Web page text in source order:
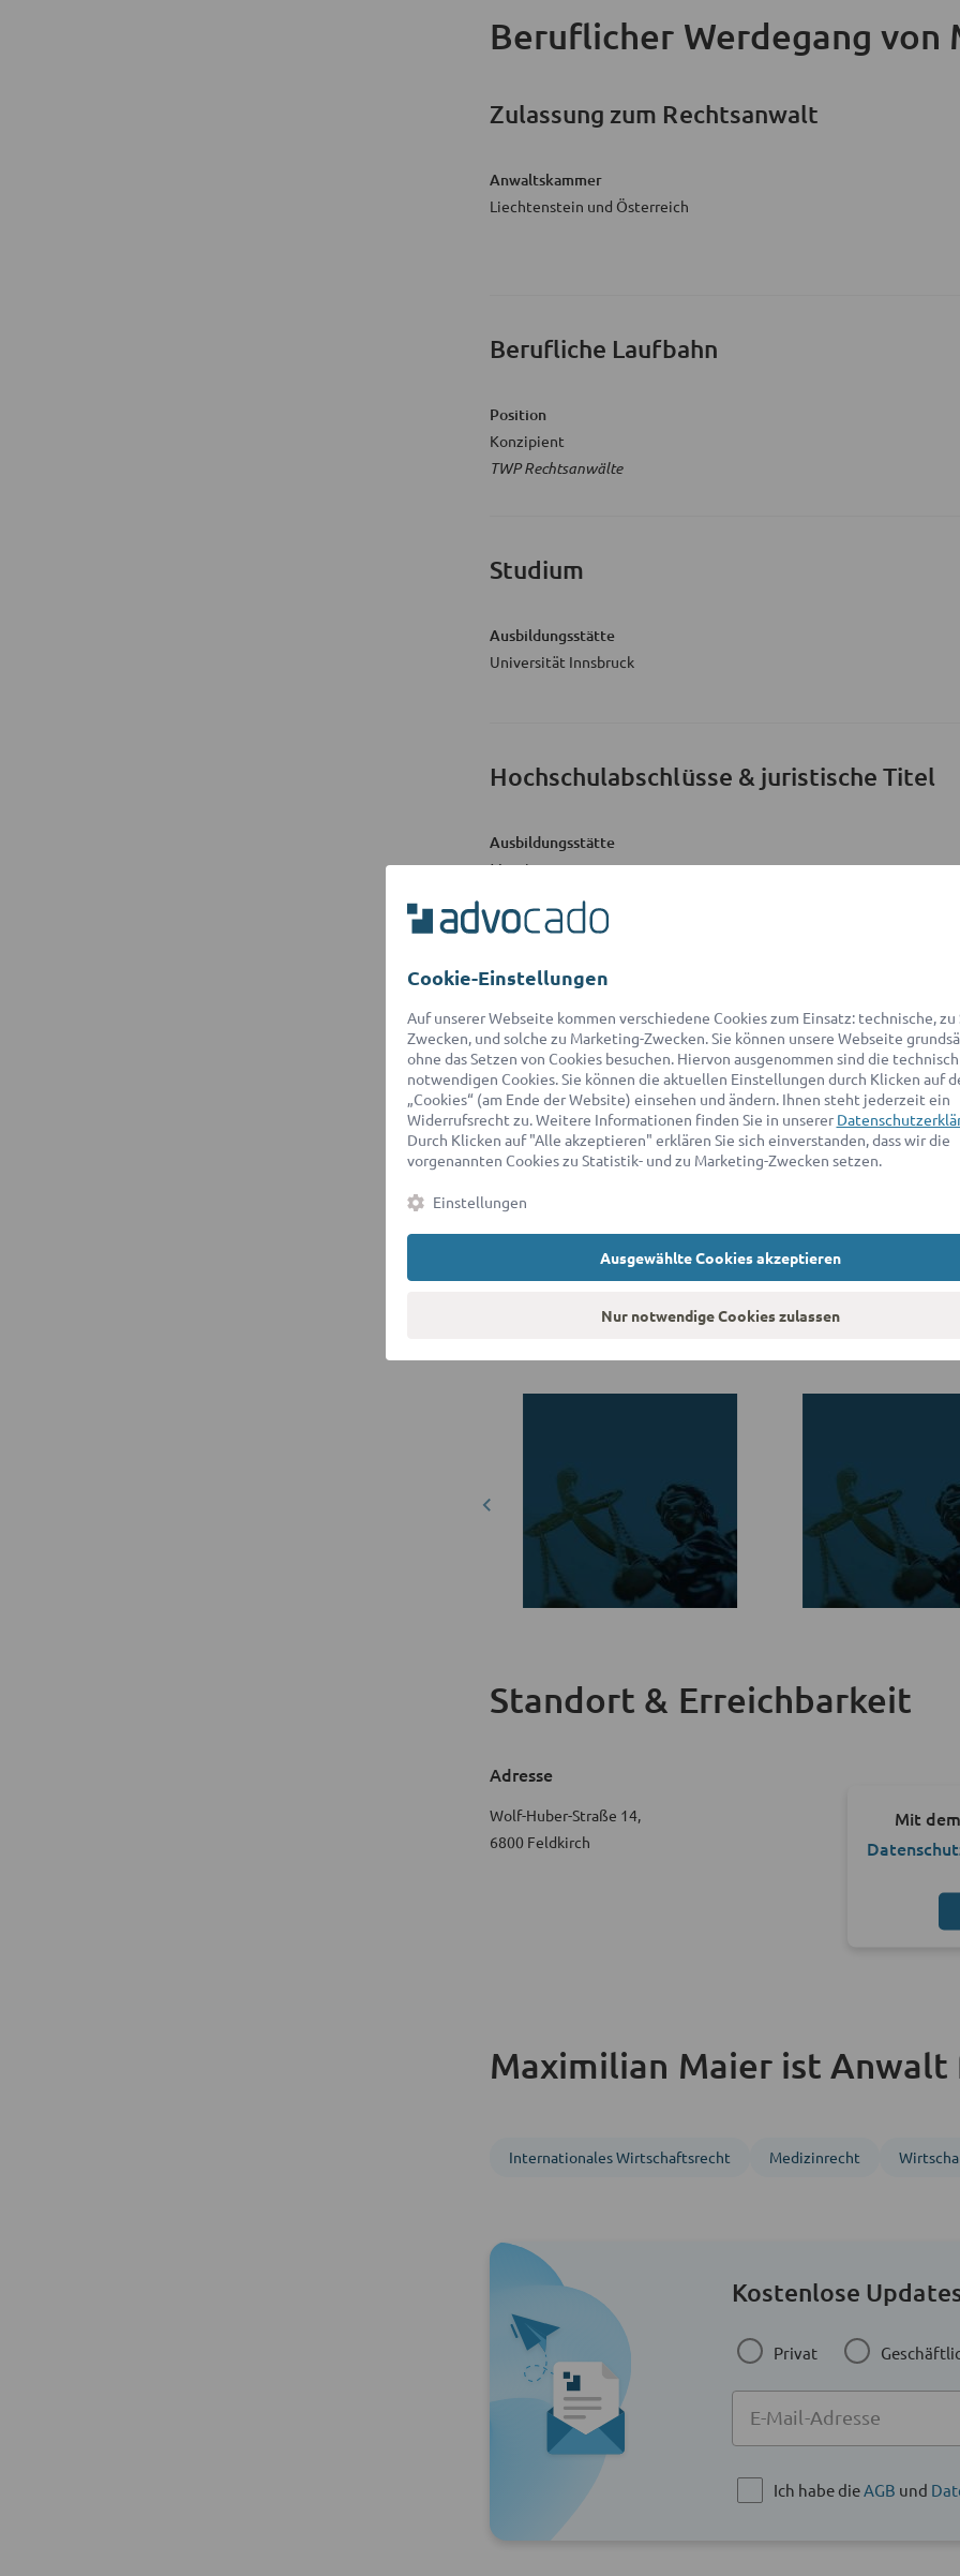
Beruflicher Werdegang von
Zulassung zum Rechtsanwalt
Anwaltskammer
Liechtenstein und Österreich
Berufliche Laufbahn
Position
Konzipient
TWP Rechtsanwälte
Studium
Ausbildungsstätte
Universität Innsbruck
Hochschulabschlüsse & juristische Titel
Ausbildungsstätte
Mag. iur.
Dr.
Liechtenstein
Kurzbeschreibungzu
Rechtsanwalt Maximilian Maier berät und vertritt seit 5 Jahren
Zugelassen ist er derzeit bei der Rechtsanwaltskammer
Standort & Erreichbarkeit
Adresse
Wolf-Huber-Straße 14,
6800 Feldkirch
Mit
Maximilian Maier ist Anwalt
Inter­nationales Wirtschafts­recht Medizinrecht
Kostenlose
Privat
Ich habe dieAGB und
Cookie-Einstellungen
Auf unserer Webseite kommen verschiedene Cookies zum Einsatz: technische,
Zwecken, und solche zu Marketing-Zwecken. Sie können unsere Webseite
ohne das Setzen von Cookies besuchen. Hiervon ausgenommen sind die technisch
notwendigen Cookies. Sie können die aktuellen Einstellungen durch Klicken auf
„Cookies“ (am Ende der Website) einsehen und ändern. Ihnen steht jederzeit ein
Widerrufsrecht zu. Weitere Informationen finden Sie in unserer
Durch Klicken auf "Alle akzeptieren" erklären Sie sich einverstanden, dass wir die
vorgenannten Cookies zu Statistik- und zu Marketing-Zwecken setzen.
Einstellungen
Ausgewählte Cookies akzeptieren
Nur notwendige Cookies zulassen